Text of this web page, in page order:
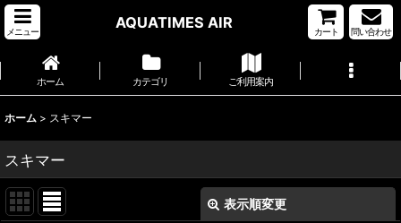
メニュー
AQUATIMES AIR
カート 問い合わせ
ホーム カテゴリ ご利用案内
ホーム > スキマー
スキマー
表示順変更